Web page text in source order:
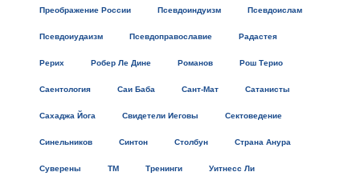
Преображение России Псевдоиндуизм Псевдоислам
Псевдоиудаизм Псевдоправославие Радастея
Рерих Робер Ле Дине Романов Рош Терио
Саентология Саи Баба Сант-Мат Сатанисты
Сахаджа Йога Свидетели Иеговы Сектоведение
Синельников Синтон Столбун Страна Анура
Суверены ТМ Тренинги Уитнесс Ли